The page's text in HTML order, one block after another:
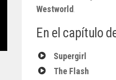
Westworld
En el capítulo
Supergirl
The Flash